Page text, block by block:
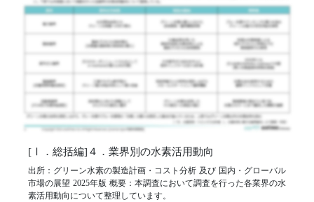
[Ⅰ．総括編]４．業界別の水素活用動向
出所：グリーン水素の製造計画・コスト分析 及び 国内・グローバル
市場の展望 2025年版 概要：本調査において調査を行った各業界の水
素活用動向について整理しています。